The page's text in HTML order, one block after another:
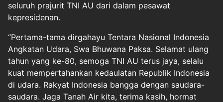
seluruh prajurit TNI AU dari dalam pesawat
kepresidenan.
“Pertama-tama dirgahayu Tentara Nasional Indonesia
Angkatan Udara, Swa Bhuwana Paksa. Selamat ulang
tahun yang ke-80, semoga TNI AU terus jaya, selalu
kuat mempertahankan kedaulatan Republik Indonesia
di udara. Rakyat Indonesia bangga dengan saudara-
saudara. Jaga Tanah Air kita, terima kasih, hormat